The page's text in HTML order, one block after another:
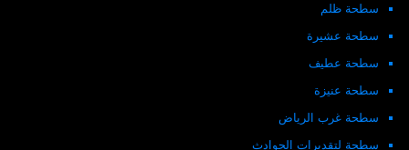
سطحة ظلم
سطحة عشيرة
سطحة عطيف
سطحة عنيزة
سطحة غرب الرياض
سطحة لتقديرات الحوادث